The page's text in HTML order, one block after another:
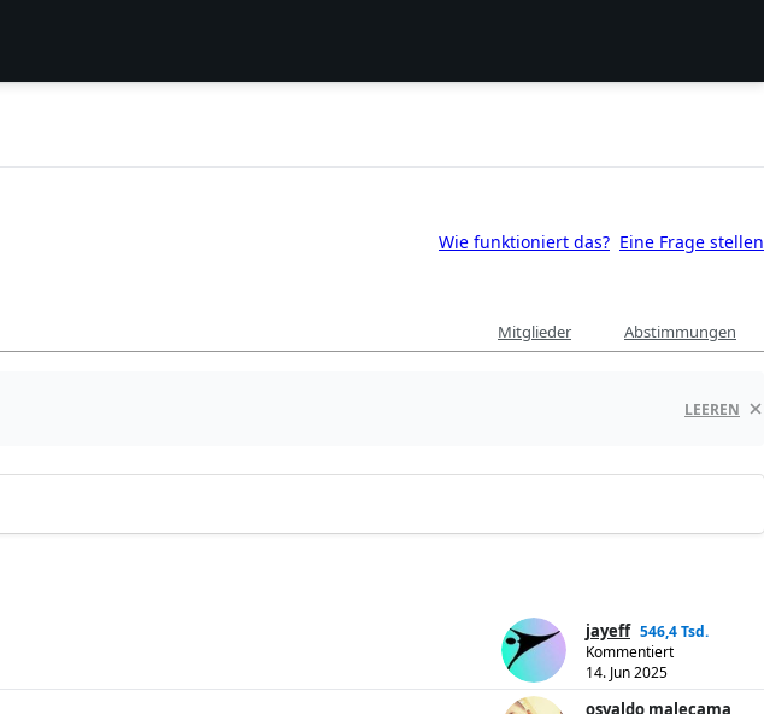
Wie funktioniert das? Eine Frage stellen
Mitglieder Abstimmungen
LEEREN
jayeff 546,4 Tsd.
Kommentiert
14. Jun 2025
osvaldo malecama